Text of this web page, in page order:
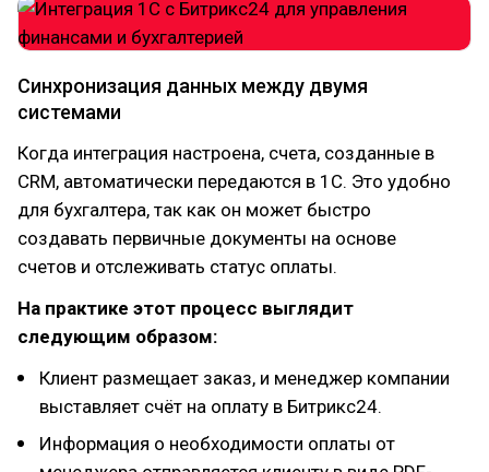
Синхронизация данных между двумя
системами
Когда интеграция настроена, счета, созданные в
CRM, автоматически передаются в 1С. Это удобно
для бухгалтера, так как он может быстро
создавать первичные документы на основе
счетов и отслеживать статус оплаты.
На практике этот процесс выглядит
следующим образом:
Клиент размещает заказ, и менеджер компании
выставляет счёт на оплату в Битрикс24.
Информация о необходимости оплаты от